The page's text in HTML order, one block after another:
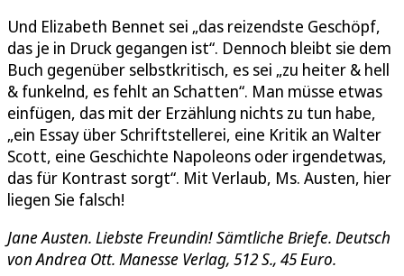
Und Elizabeth Bennet sei „das reizendste Geschöpf,
das je in Druck gegangen ist“. Dennoch bleibt sie dem
Buch gegenüber selbstkritisch, es sei „zu heiter & hell
& funkelnd, es fehlt an Schatten“. Man müsse etwas
einfügen, das mit der Erzählung nichts zu tun habe,
„ein Essay über Schriftstellerei, eine Kritik an Walter
Scott, eine Geschichte Napoleons oder irgendetwas,
das für Kontrast sorgt“. Mit Verlaub, Ms. Austen, hier
liegen Sie falsch!
Jane Austen. Liebste Freundin! Sämtliche Briefe. Deutsch
von Andrea Ott. Manesse Verlag, 512 S., 45 Euro.